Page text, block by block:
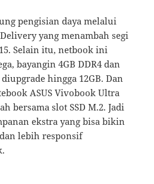
pengisian daya melalui
yang menambah segi
Selain itu, netbook ini
bayangin 4GB DDR4 dan
hingga 12GB. Dan
ASUS Vivobook Ultra
bersama slot SSD M.2. Jadi
ekstra yang bisa bikin
lebih responsif